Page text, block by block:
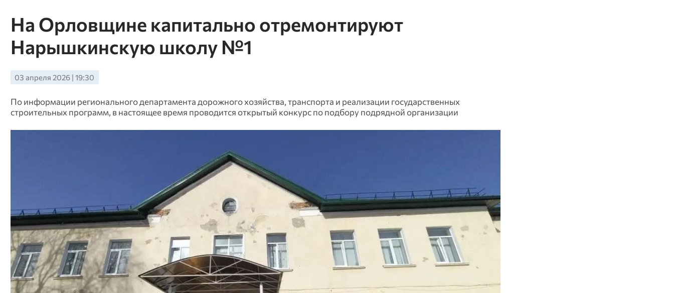
На Орловщине капитально отремонтируют
Нарышкинскую школу №1
03 апреля 2026 | 19:30
По информации регионального департамента дорожного хозяйства, транспорта и реализации государственных
строительных программ, в настоящее время проводится открытый конкурс по подбору подрядной организации